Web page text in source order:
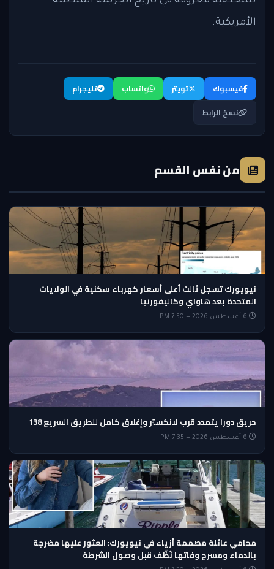
الأمريكية.
فيسبوك تويتر واتساب
تليجرام
نسخ الرابط
من نفس القسم
نيويورك تسجل ثالث أعلى أسعار كهرباء سكنية في الولايات
المتحدة بعد هاواي وكاليفورنيا
حريق دورا يتمدد قرب لانكستر وإغلاق كامل للطريق السريع 138
محامي عائلة مصممة أزياء في نيويورك: العثور عليها مضرجة
بالدماء ومسرح وفاتها نُظّف قبل وصول الشرطة